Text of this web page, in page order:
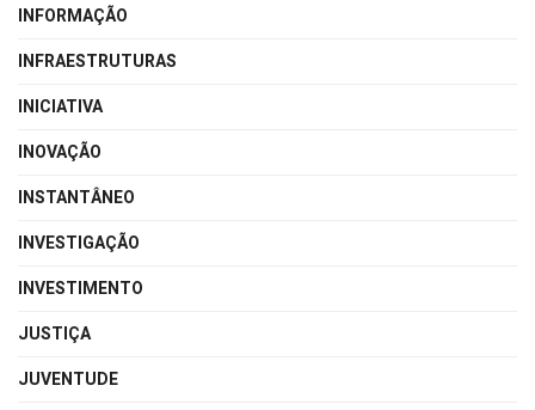
INFORMAÇÃO
INFRAESTRUTURAS
INICIATIVA
INOVAÇÃO
INSTANTÂNEO
INVESTIGAÇÃO
INVESTIMENTO
JUSTIÇA
JUVENTUDE